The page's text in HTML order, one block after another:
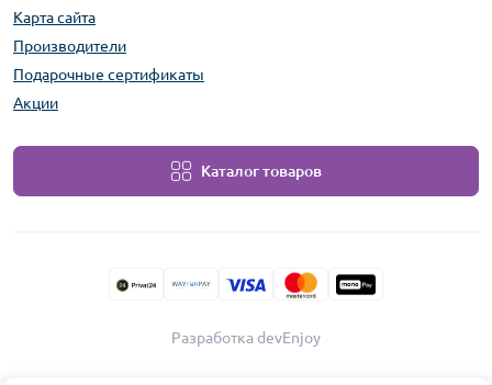
Карта сайта
Производители
Подарочные сертификаты
Акции
Каталог товаров
Разработка devEnjoy